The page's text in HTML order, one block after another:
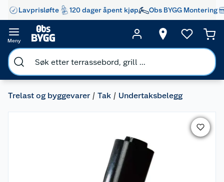
Lavprisløfte 120 dager åpent kjøp Obs BYGG Montering
Meny
Trelast og byggevarer Tak Undertaksbelegg